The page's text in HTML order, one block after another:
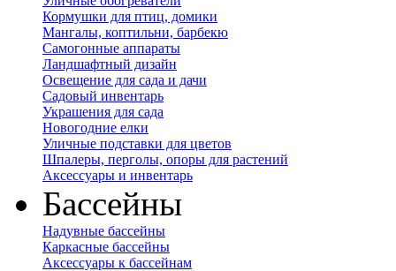
Кормушки для птиц, домики
Мангалы, коптильни, барбекю
Самогонные аппараты
Ландшафтный дизайн
Освещение для сада и дачи
Садовый инвентарь
Украшения для сада
Новогодние елки
Уличные подставки для цветов
Шпалеры, перголы, опоры для растений
Аксессуары и инвентарь
Бассейны
Надувные бассейны
Каркасные бассейны
Аксессуары к бассейнам